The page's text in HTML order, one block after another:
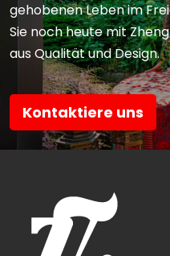
gehobenen Leben im
Sie noch heute mit
aus Qualität und Design.
Kontaktiere uns